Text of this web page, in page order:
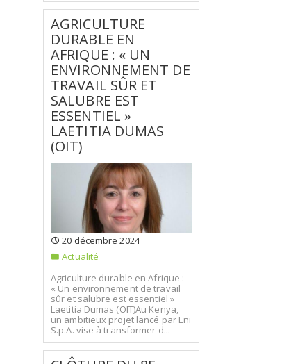
AGRICULTURE
DURABLE EN
AFRIQUE : « UN
ENVIRONNEMENT DE
TRAVAIL SÛR ET
SALUBRE EST
ESSENTIEL »
LAETITIA DUMAS
(OIT)
20 décembre 2024
Actualité
Agriculture durable en Afrique :
« Un environnement de travail
sûr et salubre est essentiel »
Laetitia Dumas (OIT)Au Kenya,
un ambitieux projet lancé par Eni
S.p.A. vise à transformer d...